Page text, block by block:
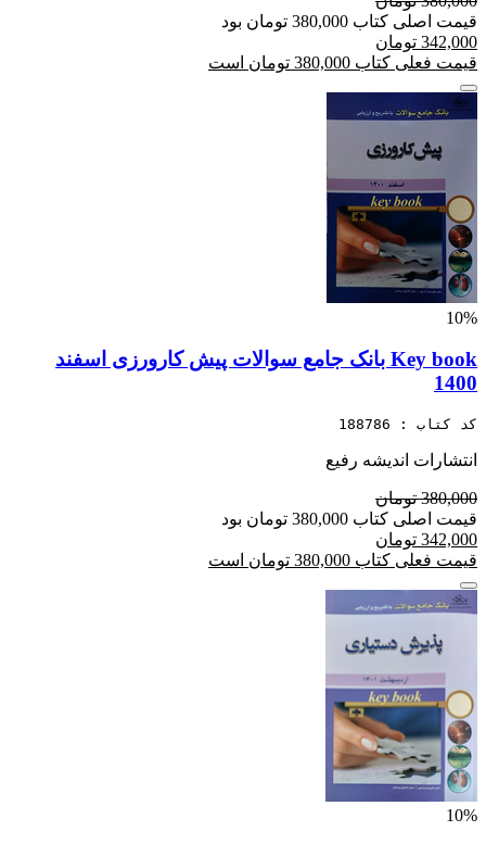
قیمت اصلی کتاب 380,000 تومان بود
342,000 تومان
قیمت فعلی کتاب 380,000 تومان است
10%
Key book بانک جامع سوالات پیش کارورزی اسفند
1400
کد کتاب : 188786
انتشارات اندیشه رفیع
380,000 تومان
قیمت اصلی کتاب 380,000 تومان بود
342,000 تومان
قیمت فعلی کتاب 380,000 تومان است
10%